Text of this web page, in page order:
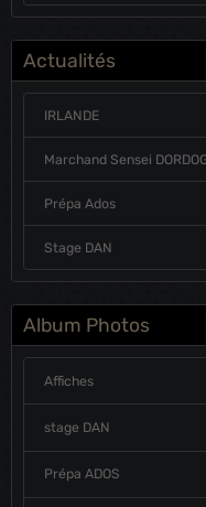
Actualités
IRLANDE
Marchand Sensei
Prépa Ados
Stage DAN
Album Photos
Affiches
stage DAN
Prépa ADOS